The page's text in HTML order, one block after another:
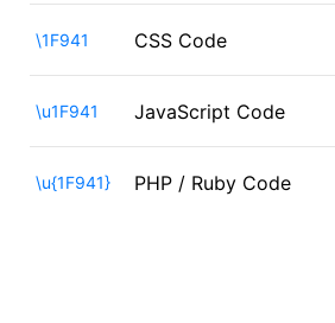
\1F941 CSS Code
\u1F941 JavaScript Code
\u{1F941} PHP / Ruby Code